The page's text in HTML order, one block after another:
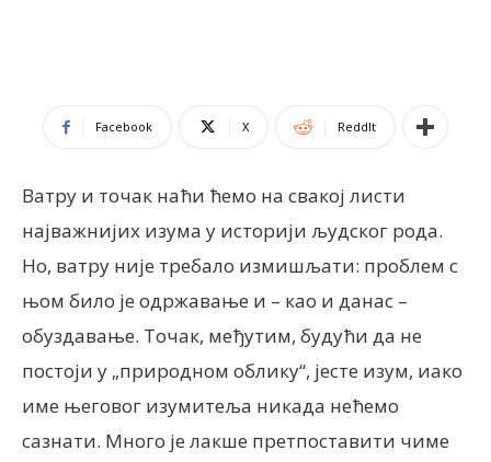
Facebook X ReddIt
Ватру и точак наћи ћемо на свакој листи
најважнијих изума у историји људског рода.
Но, ватру није требало измишљати: проблем с
њом било је одржавање и – као и данас –
обуздавање. Точак, међутим, будући да не
постоји у „природном облику“, јесте изум, иако
име његовог изумитеља никада нећемо
сазнати. Много је лакше претпоставити чиме